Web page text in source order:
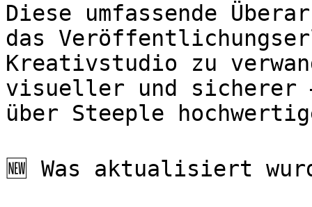
Diese umfassende
das
Kreativstudio zu
visueller und sicherer
über Steeple
🆕 Was aktualisiert